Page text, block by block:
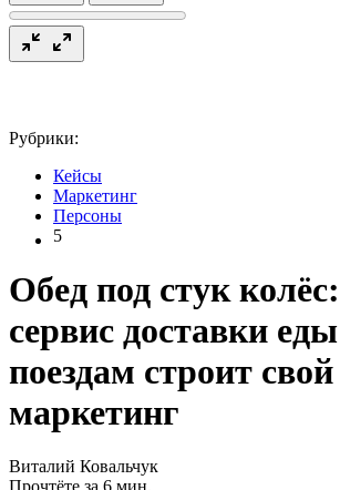
Рубрики:
Кейсы
Маркетинг
Персоны
5
Обед под стук
сервис доставки
поездам строит свой
маркетинг
Виталий Ковальчук